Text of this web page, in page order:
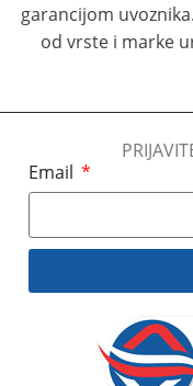
garancijom
od vrste i marke
Email